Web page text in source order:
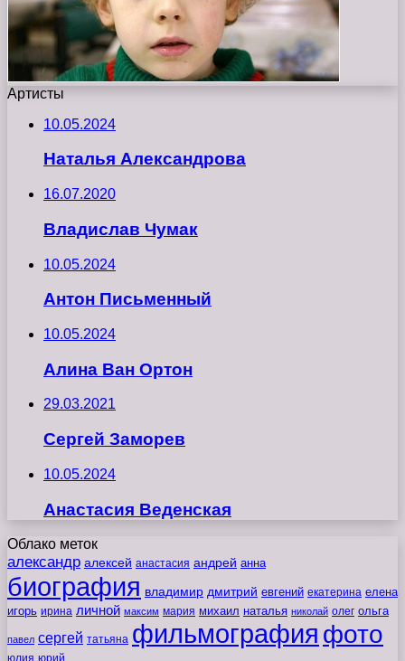
Артисты
10.05.2024
Наталья Александрова
16.07.2020
Владислав Чумак
10.05.2024
Антон Письменный
10.05.2024
Алина Ван Ортон
29.03.2021
Сергей Заморев
10.05.2024
Анастасия Веденская
Облако меток
александр алексей анастасия андрей анна
биография владимир дмитрий евгений екатерина елена
игорь ирина личной максим мария михаил наталья николай олег ольга
павел сергей татьяна фильмография фото
юлия